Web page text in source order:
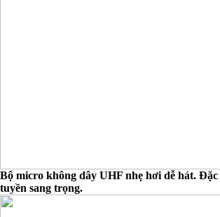
Bộ micro không dây UHF nhẹ hơi dễ hát. Đặc
tuyền sang trọng.